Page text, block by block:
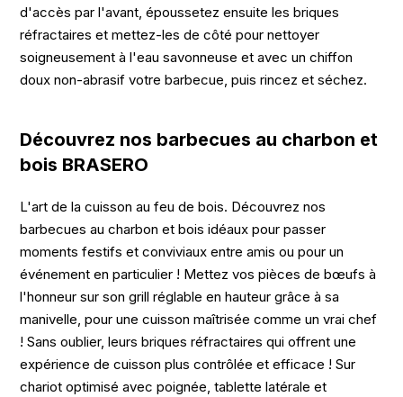
d'accès par l'avant, époussetez ensuite les briques
réfractaires et mettez-les de côté pour nettoyer
soigneusement à l'eau savonneuse et avec un chiffon
doux non-abrasif votre barbecue, puis rincez et séchez.
Découvrez nos barbecues au charbon et
bois BRASERO
L'art de la cuisson au feu de bois. Découvrez nos
barbecues au charbon et bois idéaux pour passer
moments festifs et conviviaux entre amis ou pour un
événement en particulier ! Mettez vos pièces de bœufs à
l'honneur sur son grill réglable en hauteur grâce à sa
manivelle, pour une cuisson maîtrisée comme un vrai chef
! Sans oublier, leurs briques réfractaires qui offrent une
expérience de cuisson plus contrôlée et efficace ! Sur
chariot optimisé avec poignée, tablette latérale et